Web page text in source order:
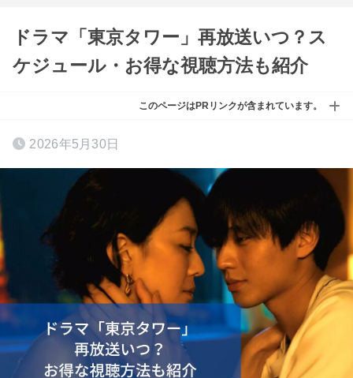
ドラマ「東京タワー」再放送いつ？ス
ケジュール・お得な視聴方法も紹介
このページはPRリンクが含まれています。
2026年5月30日